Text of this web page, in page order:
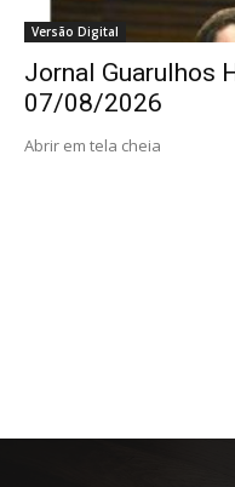
Versão Digital
Jornal Guarulhos
07/08/2026
Abrir em tela cheia